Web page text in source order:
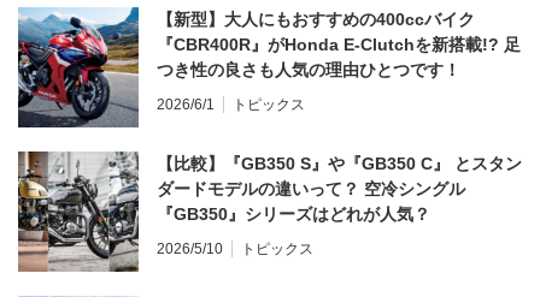
【新型】大人にもおすすめの400ccバイク
『CBR400R』がHonda E-Clutchを新搭載!? 足
つき性の良さも人気の理由ひとつです！
2026/6/1 トピックス
【比較】『GB350 S』や『GB350 C』 とスタン
ダードモデルの違いって？ 空冷シングル
『GB350』シリーズはどれが人気？
2026/5/10 トピックス